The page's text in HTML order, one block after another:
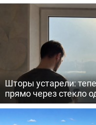
Шторы устарели:
прямо через стекло